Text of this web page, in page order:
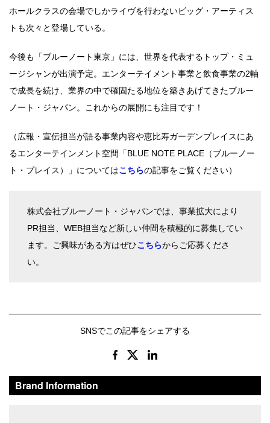
ホールクラスの会場でしかライヴを行わないビッグ・アーティス
トも次々と登場している。
今後も「ブルーノート東京」には、世界を代表するトップ・ミュ
ージシャンが出演予定。エンターテイメント事業と飲食事業の2軸
で成長を続け、業界の中で確固たる地位を築きあげてきたブルー
ノート・ジャパン。これからの展開にも注目です！
（広報・宣伝担当が語る事業内容や恵比寿ガーデンプレイスにあ
るエンターテインメント空間「BLUE NOTE PLACE（ブルーノー
ト・プレイス）」についてはこちらの記事をご覧ください）
株式会社ブルーノート・ジャパンでは、事業拡大により
PR担当、WEB担当など新しい仲間を積極的に募集してい
ます。ご興味がある方はぜひこちらからご応募くださ
い。
SNSでこの記事をシェアする
Brand Information